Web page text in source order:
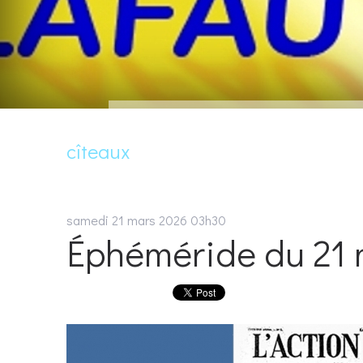
cîteaux
samedi 21 mars 2026 03h30
Éphéméride du 21